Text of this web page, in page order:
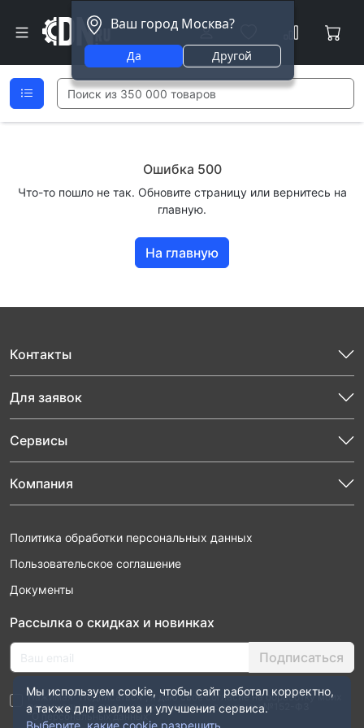
Ваш город Москва?
Да Другой
Ошибка 500
Что-то пошло не так. Обновите страницу или вернитесь на
главную.
На главную
Контакты
Для заявок
Сервисы
Компания
Политика обработки персональных данных
Пользовательское соглашение
Документы
Рассылка о скидках и новинках
Подписаться
Нажимая “Подписаться”, я даю свое согласие на обработку моих
персональных данных в соответствии с законом №152-ФЗ
“О персональных данных”
Мы используем cookie, чтобы сайт работал корректно,
а также для анализа и улучшения сервиса.
Выберите, какие cookie разрешить